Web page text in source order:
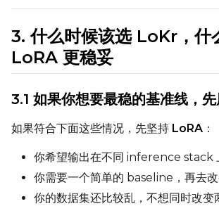
LoRA
Num
Default
3. 什么时候该选 LoKr，什
LoRA 更稳妥
3.1 如果你想要最稳的基准线，
如果符合下面这些情况，先坚持 LoRA ：
你希望输出在不同 inference stack
你需要一个简单的 baseline，再去
你的数据集还比较乱，不想同时改变